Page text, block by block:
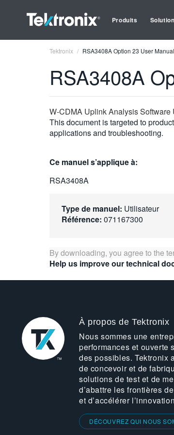
Produits
Tektronix RSA3408A Option 23 User Manual
RSA3408A
W-CDMA Uplink Analysis Software
This document is targeted to
applications and troubleshooting.
Ce manuel s’applique à:
RSA3408A
Type de manuel: Utilisateur
Référence: 071167300
By downloading, you agree to the
Help us improve our technical
À propos de Tektronix
Nous sommes une
performances et ouverte
des possibles. Tektronix
de concevoir et de
solutions de test et de
d’abattre les frontières
et d’accélérer
DÉCOUVREZ QUI NOUS